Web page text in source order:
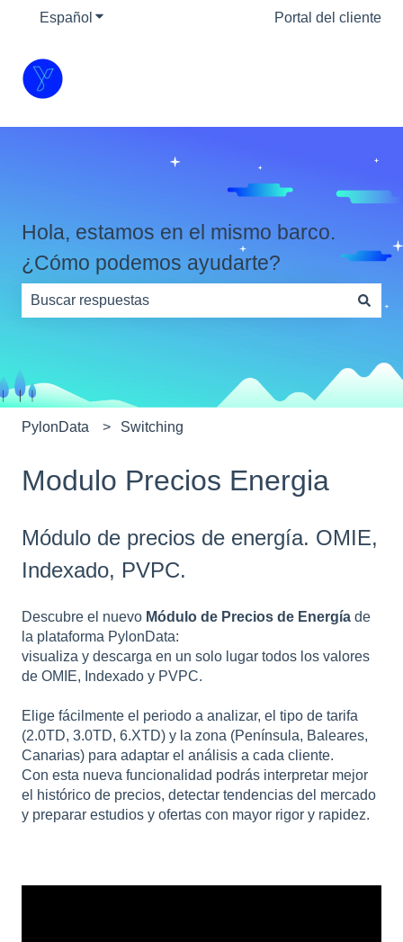
Español Traducciones de Mostrar submenú de
Portal del cliente
Hola, estamos en el mismo barco.
¿Cómo podemos ayudarte?
PylonData Switching
Modulo Precios Energia
Módulo de precios de energía. OMIE,
Indexado, PVPC.
Descubre el nuevo Módulo de Precios de Energía de
la plataforma PylonData:
visualiza y descarga en un solo lugar todos los valores
de OMIE, Indexado y PVPC.
Elige fácilmente el periodo a analizar, el tipo de tarifa
(2.0TD, 3.0TD, 6.XTD) y la zona (Península, Baleares,
Canarias) para adaptar el análisis a cada cliente.
Con esta nueva funcionalidad podrás interpretar mejor
el histórico de precios, detectar tendencias del mercado
y preparar estudios y ofertas con mayor rigor y rapidez.